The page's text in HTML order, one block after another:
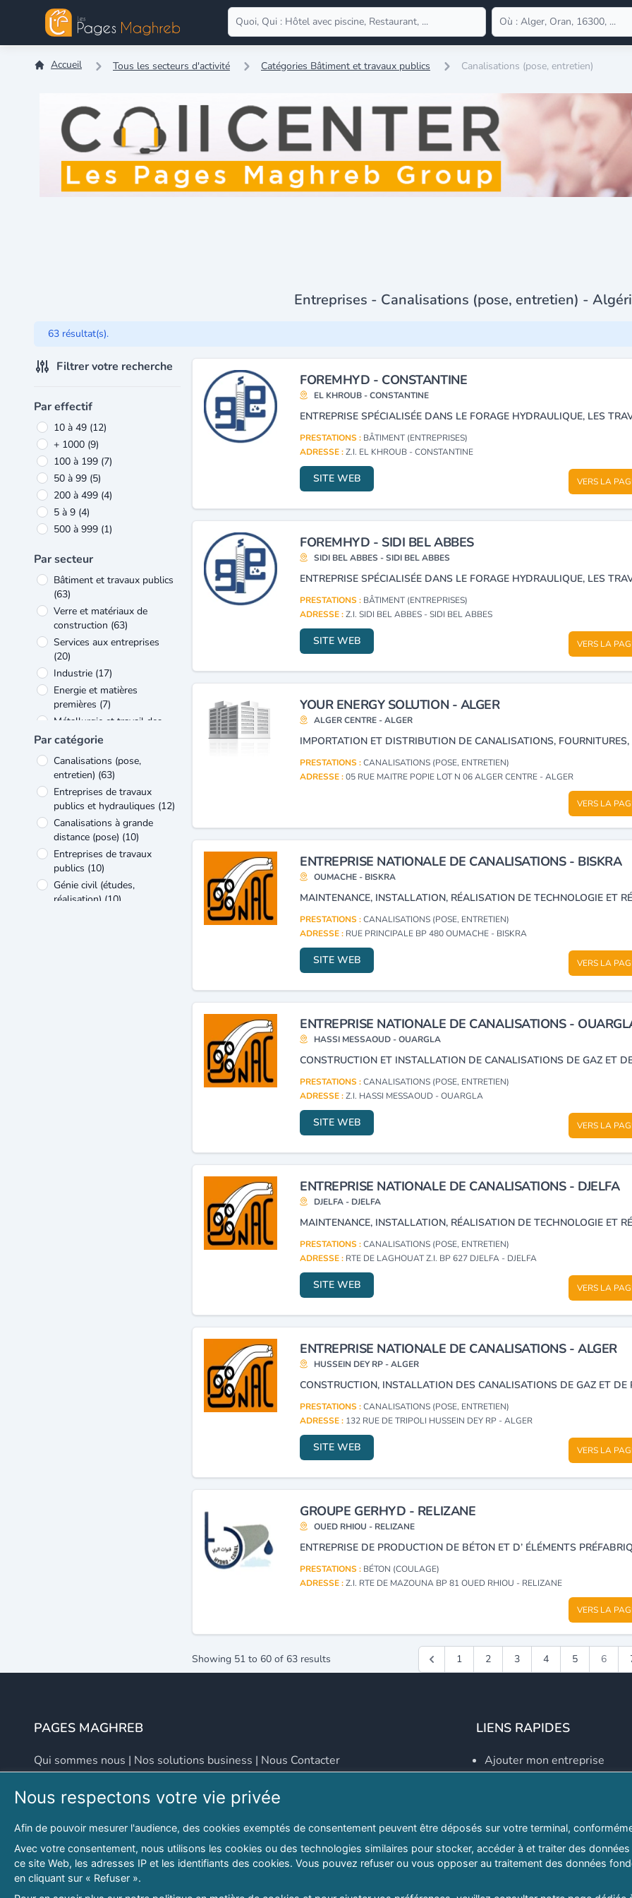
Accueil Tous les secteurs d'activité Catégories Bâtiment et travaux publics Canalisations (pose, entretien)
Entreprises - Canalisations (pose, entretien) -
63 résultat(s).
Filtrer votre recherche
Par effectif
10 à 49 (12)
+ 1000 (9)
100 à 199 (7)
50 à 99 (5)
200 à 499 (4)
5 à 9 (4)
500 à 999 (1)
Par secteur
Bâtiment et travaux publics
(63)
Verre et matériaux de
construction (63)
Services aux entreprises
(20)
Industrie (17)
Energie et matières
premières (7)
Métallurgie et travail des
métaux(7)
plastiques(6)
Construction mécanique et
industrie - équipements
Agriculture et élevage
(5)
Transports et services
connexes
Par catégorie
Canalisations (pose,
entretien) (63)
Entreprises de travaux
publics et hydrauliques (12)
Canalisations à grande
distance (pose) (10)
Entreprises de travaux
publics (10)
Génie civil (études,
réalisation) (10)
FOREMHYD - CONSTANTINE
EL KHROUB - CONSTANTINE
PRESTATIONS : BÂTIMENT (ENTREPRISES)
ADRESSE :Z.I. EL KHROUB - CONSTANTINE
SITE WEB VERS LA
FOREMHYD - SIDI BEL ABBES
SIDI BEL ABBES - SIDI BEL ABBES
PRESTATIONS : BÂTIMENT (ENTREPRISES)
ADRESSE :Z.I. SIDI BEL ABBES - SIDI BEL ABBES
SITE WEB VERS LA
YOUR ENERGY SOLUTION - ALGER
ALGER CENTRE - ALGER
PRESTATIONS :CANALISATIONS (POSE, ENTRETIEN)
ADRESSE :05 RUE MAITRE POPIE LOT N 06 ALGER CENTRE - ALGER
VERS LA
ENTREPRISE NATIONALE DE CANALISATIONS - BISKRA
OUMACHE - BISKRA
PRESTATIONS :CANALISATIONS (POSE, ENTRETIEN)
ADRESSE : RUE PRINCIPALE BP 480 OUMACHE - BISKRA
SITE WEB VERS LA
ENTREPRISE NATIONALE DE CANALISATIONS -
HASSI MESSAOUD - OUARGLA
PRESTATIONS :CANALISATIONS (POSE, ENTRETIEN)
ADRESSE :Z.I. HASSI MESSAOUD - OUARGLA
SITE WEB VERS LA
ENTREPRISE NATIONALE DE CANALISATIONS - DJELFA
DJELFA - DJELFA
PRESTATIONS :CANALISATIONS (POSE, ENTRETIEN)
ADRESSE : RTE DE LAGHOUAT Z.I. BP 627 DJELFA - DJELFA
SITE WEB VERS LA
ENTREPRISE NATIONALE DE CANALISATIONS - ALGER
HUSSEIN DEY RP - ALGER
PRESTATIONS :CANALISATIONS (POSE, ENTRETIEN)
ADRESSE : 132 RUE DE TRIPOLI HUSSEIN DEY RP - ALGER
SITE WEB VERS LA
GROUPE GERHYD - RELIZANE
OUED RHIOU - RELIZANE
ENTREPRISE DE PRODUCTION DE BÉTON ET D’ ÉLÉMENTS
PRESTATIONS : BÉTON (COULAGE)
ADRESSE :Z.I. RTE DE MAZOUNA BP 81 OUED RHIOU - RELIZANE
VERS LA
Showing 51 to 60 of 63 results 1 2 3 4 5 6
PAGES MAGHREB
Qui sommes nous | Nos solutions business | Nous Contacter
Adresse
46 LOT. PETITE PROVENCE SIDI YAHIA
Hydra, Alger (16), Algérie
Email
contact@lespagesmaghreb.com
LIENS RAPIDES
Ajouter mon entreprise
Explorer par secteurs
Explorer par willayas
Le Guide D'Alger, guide-
Nous respectons votre vie privée
Afin de pouvoir mesurer l'audience, des cookies exemptés de consentement peuvent être déposés sur votre terminal,
Avec votre consentement, nous utilisons les cookies ou des technologies similaires pour stocker, accéder à et traiter des
ce site Web, les adresses IP et les identifiants des cookies. Vous pouvez refuser ou vous opposer au traitement des données
en cliquant sur « Refuser ».